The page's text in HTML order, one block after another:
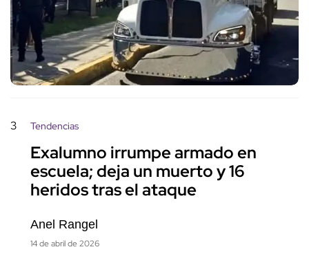
3 Tendencias
Exalumno irrumpe armado en
escuela; deja un muerto y 16
heridos tras el ataque
Anel Rangel
14 de abril de 2026